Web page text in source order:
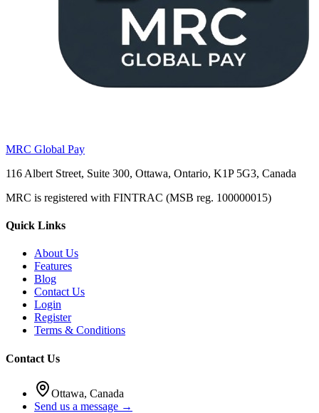
MRC Global Pay
116 Albert Street, Suite 300, Ottawa, Ontario, K1P 5G3, Canada
MRC is registered with FINTRAC (MSB reg. 100000015)
Quick Links
About Us
Features
Blog
Contact Us
Login
Register
Terms & Conditions
Contact Us
Ottawa, Canada
Send us a message →